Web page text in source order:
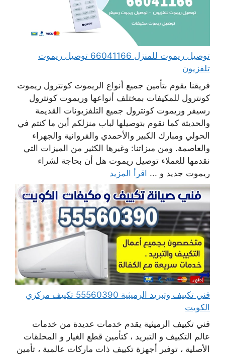
توصيل ريموت للمنزل 66041166 توصيل ريموت
تلفزيون
فريقنا يقوم بتأمين جميع أنواع الريموت كونترول ريموت
كونترول للمكيفات بمختلف أنواعها وريموت كونترول
رسيفر وريموت كونترول جميع التلفزيونات القديمة
والحديثة كما نقوم بتوصيلها لباب منزلكم أين ما كنتم في
الحولي ومبارك الكبير والأحمدي والفروانية والجهراء
والعاصمة. ومن ميزاتنا: وغيرها الكثير من الميزات التي
نقدمها للعملاء توصيل ريموت هل أن بحاجة لشراء
ريموت جديد و ... اقرأ المزيد
فني تكييف وتبريد الرميثية 55560390 تكييف مركزي
الكويت
فني تكييف الرميثية يقدم خدمات عديدة من خدمات
عالم التكييف و التبريد ، كتأمين قطع الغيار و المحلقات
الأصلية ، توفير أجهزة تكييف ذات ماركات عالمية ، تأمين